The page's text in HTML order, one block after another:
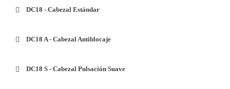
DC18 - Cabezal Estándar
DC18 A - Cabezal Antiblocaje
DC18 S - Cabezal Pulsación Suave